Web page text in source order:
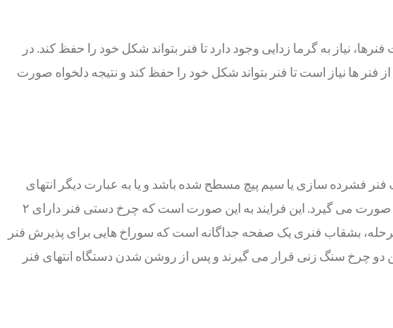
نیاز به گرما زدایی وجود دارد تا فنر بتواند شکل خود را حفظ کند. در
ها نیاز است تا فنر بتواند شکل خود را حفظ کند و نتیجه دلخواه صورت
فشرده سازی یا سیم پیچ مسطح شده باشد و یا به عبارت دیگر انتهای
فنربه شکل صحیح شکل نگرفته باشد تا فنر بتواند به طور عمودی صاف بایستد. فرآیند سنگ زنی فنر توسط دستگاه ساخت فنر سنگ زنی صورت می گیرد. این فرایند به این صورت است که چرخ دستی فنر دارای ۲
بشقاب فنری یک صفحه جداگانه است که سوراخ هایی برای پذیرش فنر
چرخ سنگ زنی قرار می گیرند و پس از روشن شدن دستگاه انتهای فنر